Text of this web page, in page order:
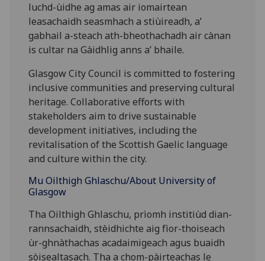
luchd-ùidhe ag amas air iomairtean
leasachaidh seasmhach a stiùireadh, a’
gabhail a-steach ath-bheothachadh air cànan
is cultar na Gàidhlig anns a’ bhaile.
Glasgow City Council is committed to fostering
inclusive communities and preserving cultural
heritage. Collaborative efforts with
stakeholders aim to drive sustainable
development initiatives, including the
revitalisation of the Scottish Gaelic language
and culture within the city.
Mu Oilthigh Ghlaschu/About University of
Glasgow
Tha Oilthigh Ghlaschu, prìomh institiùd dian-
rannsachaidh, stèidhichte aig fìor-thoiseach
ùr-ghnàthachas acadaimigeach agus buaidh
sòisealtasach. Tha a chom-pàirteachas le